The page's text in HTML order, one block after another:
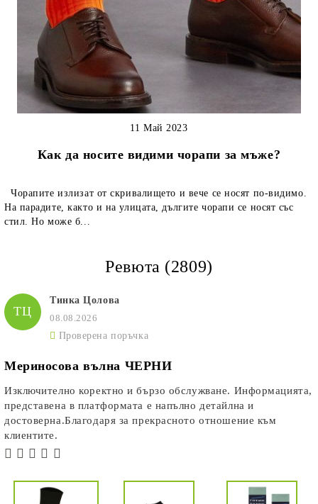
Как да носите видими чорапи за мъже?
11 Май 2023
Чорапите излизат от скривалището и вече се носят по-видимо.
На парадите, както и на улицата, дългите чорапи се носят със
стил. Но може б...
Ревюта (2809)
ТЦ
Тинка Цолова
08.08.2026
Проверена поръчка
Мериносова вълна ЧЕРНИ
Изключително коректно и бързо обслужване. Информацията,
представена в платформата е напълно детайлна и
достоверна.Благодаря за прекрасното отношение към
клиентите.